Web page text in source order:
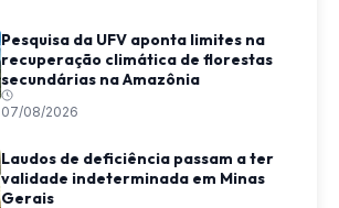
Pesquisa da UFV aponta limites na
recuperação climática de florestas
secundárias na Amazônia
07/08/2026
Laudos de deficiência passam a ter
validade indeterminada em Minas
Gerais